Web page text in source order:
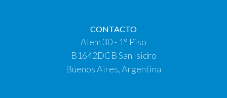
CONTACTO
Alem 30 - 1° Piso
B1642DCB San Isidro
Buenos Aires, Argentina